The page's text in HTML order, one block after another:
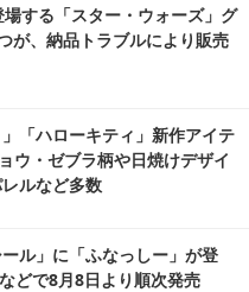
する「スター・ウォーズ」グ
が、納品トラブルにより販売
「ハローキティ」新作アイテ
ウ・ゼブラ柄や日焼けデザイ
ルなど多数
ール」に「ふなっしー」が登
どで8月8日より順次発売